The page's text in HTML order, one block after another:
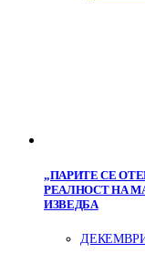
„ПАРИТЕ СЕ
РЕАЛНОСТ НА
ИЗВЕДБА
ДЕКЕМВРИ